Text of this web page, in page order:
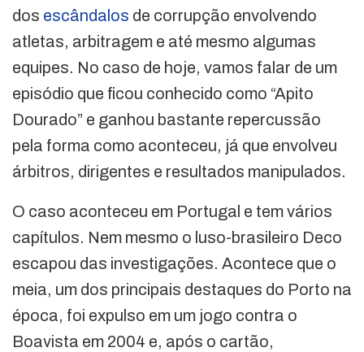
dos escândalos de corrupção envolvendo
atletas, arbitragem e até mesmo algumas
equipes. No caso de hoje, vamos falar de um
episódio que ficou conhecido como “Apito
Dourado” e ganhou bastante repercussão
pela forma como aconteceu, já que envolveu
árbitros, dirigentes e resultados manipulados.
O caso aconteceu em Portugal e tem vários
capítulos. Nem mesmo o luso-brasileiro Deco
escapou das investigações. Acontece que o
meia, um dos principais destaques do Porto na
época, foi expulso em um jogo contra o
Boavista em 2004 e, após o cartão,